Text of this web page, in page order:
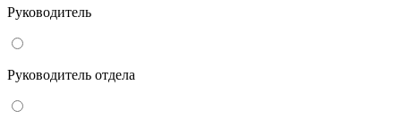
Руководитель
Руководитель отдела